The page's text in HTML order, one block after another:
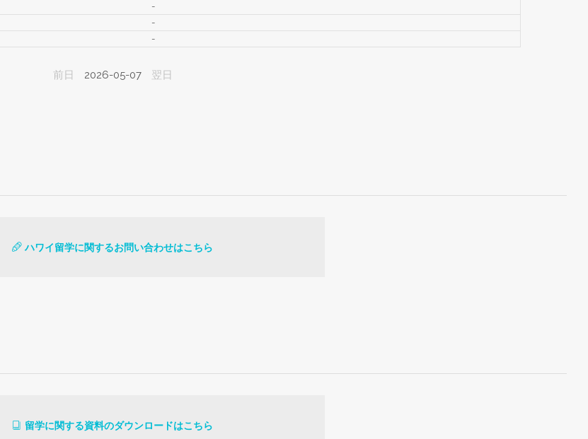
-
-
-
前日 2026-05-07 翌日
ハワイ留学に関するお問い合わせはこちら
留学に関する資料のダウンロードはこちら